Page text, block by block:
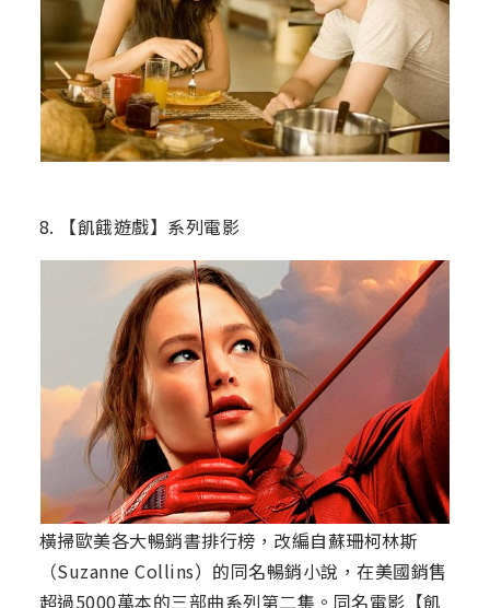
8. 【飢餓遊戲】系列電影
橫掃歐美各大暢銷書排行榜，改編自蘇珊柯林斯
（Suzanne Collins）的同名暢銷小說，在美國銷售
超過5000萬本的三部曲系列第二集。同名電影【飢